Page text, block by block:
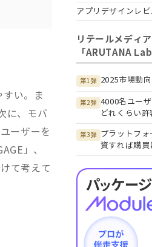
い。ま
に、モバ
ーザーを
」、
て考えて
アプリデザインレビ
リテールメディ
「ARUTANA Lab
第1弾 2025市場動
第2弾 4000名ユー
どれくらい
第3弾
プラットフ
資すれば購